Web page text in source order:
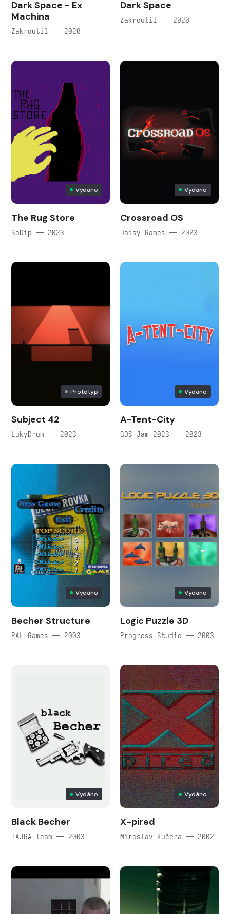
Dark Space - Ex
Machina
Zakroutil — 2020
Dark Space
Zakroutil — 2020
Vydáno
The Rug Store
SoDip — 2023
Vydáno
Crossroad OS
Daisy Games — 2023
Prototyp
Subject 42
LukyDrum — 2023
Vydáno
A-Tent-City
GDS Jam 2023 — 2023
Vydáno
Becher Structure
PAL Games — 2003
Vydáno
Logic Puzzle 3D
Progress Studio — 2003
Vydáno
Black Becher
TAJGA Team — 2003
Vydáno
X-pired
Miroslav Kučera — 2002